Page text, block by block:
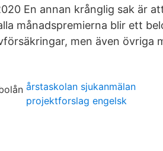
En annan krånglig sak är
månadspremierna blir ett
men även övriga
årstaskolan sjukanmälan
projektforslag engelsk